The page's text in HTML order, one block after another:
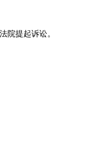
院提起诉讼。